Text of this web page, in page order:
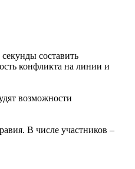
составить
конфликта на линии и
возможности
В числе участников –